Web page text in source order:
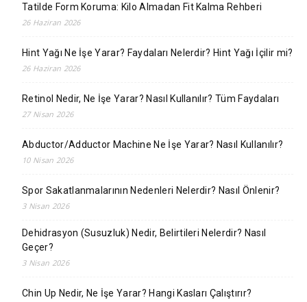
Tatilde Form Koruma: Kilo Almadan Fit Kalma Rehberi
26 Haziran 2026
Hint Yağı Ne İşe Yarar? Faydaları Nelerdir? Hint Yağı İçilir mi?
26 Haziran 2026
Retinol Nedir, Ne İşe Yarar? Nasıl Kullanılır? Tüm Faydaları
27 Nisan 2026
Abductor/Adductor Machine Ne İşe Yarar? Nasıl Kullanılır?
10 Nisan 2026
Spor Sakatlanmalarının Nedenleri Nelerdir? Nasıl Önlenir?
3 Nisan 2026
Dehidrasyon (Susuzluk) Nedir, Belirtileri Nelerdir? Nasıl
Geçer?
3 Nisan 2026
Chin Up Nedir, Ne İşe Yarar? Hangi Kasları Çalıştırır?